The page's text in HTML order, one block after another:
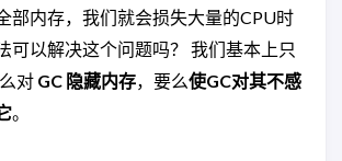
部内存，我们就会损失大量的CPU时
可以解决这个问题吗？ 我们基本上只
对 GC 隐藏内存，要么使GC对其不感
。